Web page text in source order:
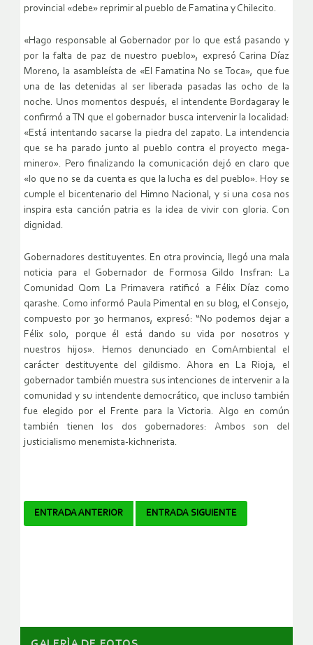
provincial «debe» reprimir al pueblo de Famatina y Chilecito.
«Hago responsable al Gobernador por lo que está pasando y
por la falta de paz de nuestro pueblo», expresó Carina Díaz
Moreno, la asambleísta de «El Famatina No se Toca», que fue
una de las detenidas al ser liberada pasadas las ocho de la
noche. Unos momentos después, el intendente Bordagaray le
confirmó a TN que el gobernador busca intervenir la localidad:
«Está intentando sacarse la piedra del zapato. La intendencia
que se ha parado junto al pueblo contra el proyecto mega-
minero». Pero finalizando la comunicación dejó en claro que
«lo que no se da cuenta es que la lucha es del pueblo». Hoy se
cumple el bicentenario del Himno Nacional, y si una cosa nos
inspira esta canción patria es la idea de vivir con gloria. Con
dignidad.
Gobernadores destituyentes. En otra provincia, llegó una mala
noticia para el Gobernador de Formosa Gildo Insfran: La
Comunidad Qom La Primavera ratificó a Félix Díaz como
qarashe. Como informó Paula Pimental en su blog, el Consejo,
compuesto por 30 hermanos, expresó: “No podemos dejar a
Félix solo, porque él está dando su vida por nosotros y
nuestros hijos». Hemos denunciado en ComAmbiental el
carácter destituyente del gildismo. Ahora en La Rioja, el
gobernador también muestra sus intenciones de intervenir a la
comunidad y su intendente democrático, que incluso también
fue elegido por el Frente para la Victoria. Algo en común
también tienen los dos gobernadores: Ambos son del
justicialismo menemista-kichnerista.
Navegador
ENTRADA ANTERIOR ENTRADA SIGUIENTE